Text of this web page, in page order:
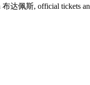
布达佩斯, official tickets